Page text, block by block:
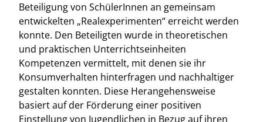
Beteiligung von SchülerInnen an gemeinsam
entwickelten „Realexperimenten“ erreicht werden
konnte. Den Beteiligten wurde in theoretischen
und praktischen Unterrichtseinheiten
Kompetenzen vermittelt, mit denen sie ihr
Konsumverhalten hinterfragen und nachhaltiger
gestalten konnten. Diese Herangehensweise
basiert auf der Förderung einer positiven
Einstellung von Jugendlichen in Bezug auf ihren